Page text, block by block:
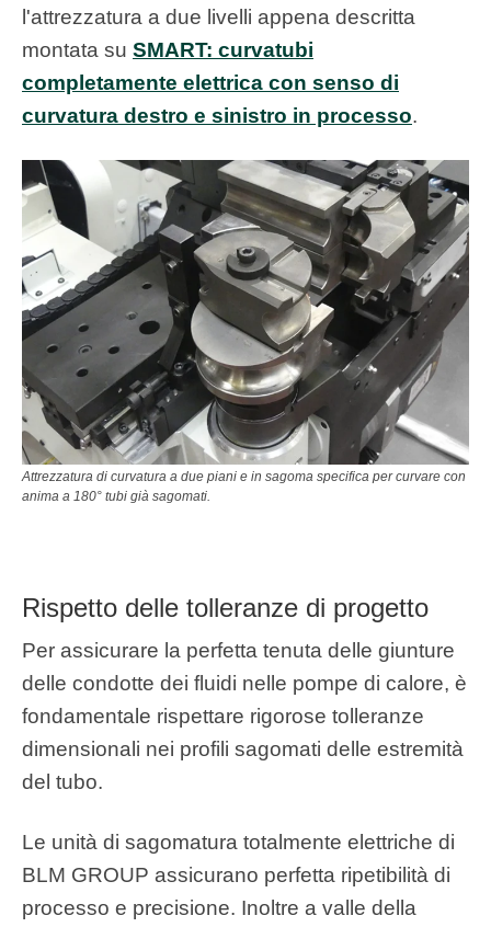
l'attrezzatura a due livelli appena descritta
montata su SMART: curvatubi
completamente elettrica con senso di
curvatura destro e sinistro in processo.
Attrezzatura di curvatura a due piani e in sagoma specifica per curvare con
anima a 180° tubi già sagomati.
Rispetto delle tolleranze di progetto
Per assicurare la perfetta tenuta delle giunture
delle condotte dei fluidi nelle pompe di calore, è
fondamentale rispettare rigorose tolleranze
dimensionali nei profili sagomati delle estremità
del tubo.
Le unità di sagomatura totalmente elettriche di
BLM GROUP assicurano perfetta ripetibilità di
processo e precisione. Inoltre a valle della